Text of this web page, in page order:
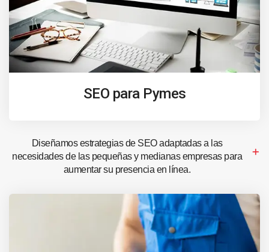
SEO para Pymes
Diseñamos estrategias de SEO adaptadas a las
necesidades de las pequeñas y medianas empresas para
aumentar su presencia en línea.